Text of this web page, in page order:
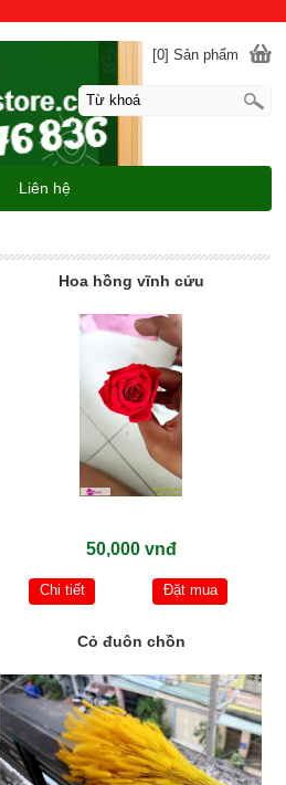
Hoa hồng vĩnh cửu
50,000 vnđ
Chi tiết Đặt mua
Cỏ đuôn chồn
[0] Sản phẩm
Liên hệ